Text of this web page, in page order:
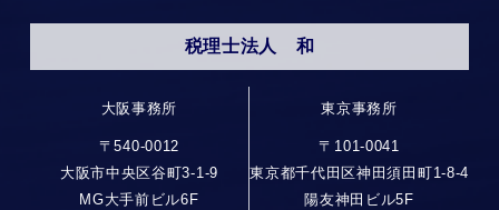
税理士法人 和
大阪事務所
〒540-0012
大阪市中央区谷町3-1-9
MG大手前ビル6F
東京事務所
〒101-0041
東京都千代田区神田須田町1-8-4
陽友神田ビル5F